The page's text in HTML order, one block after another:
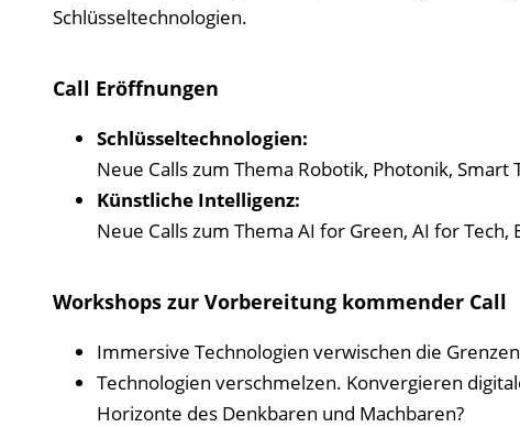
Schlüsseltechnologien.
Call Eröffnungen
Schlüsseltechnologien:
Neue Calls zum Thema Robotik, Photonik,
Künstliche Intelligenz:
Neue Calls zum Thema AI for Green, AI for Tech,
Workshops zur Vorbereitung kommender Call
Immersive Technologien verwischen die
Technologien verschmelzen. Konvergieren
Horizonte des Denkbaren und Machbaren?